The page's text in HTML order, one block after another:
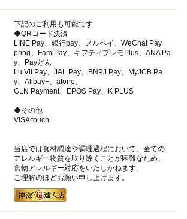
下記のご利用も可能です
◆QRコード決済
LINE Pay、銀行pay、メルペイ、WeChat Pay
pring、FamiPay、ギフティプレモPlus、ANA Pa
y、Payどん
Lu Vit Pay、JAL Pay、BNPJ Pay、MyJCB Pa
y、Alipay+、atone、
GLN Payment、EPOS Pay、K PLUS
◆その他
VISA touch
当店では食材調達や調理過程において、全ての
アレルギー物質を取り除くことが困難なため、
食物アレルギー対応をいたしかねます。
ご理解のほどお願い申し上げます。